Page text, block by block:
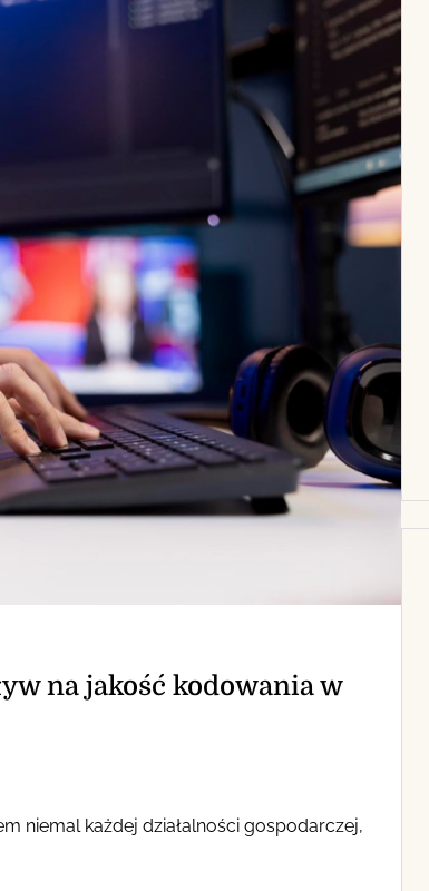
na jakość kodowania w
niemal każdej działalności gospodarczej,